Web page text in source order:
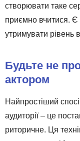
створювати таке
приємно вчитися. Є
утримувати рівень
Будьте не
актором
Найпростіший
аудиторії – це
риторичне. Ця